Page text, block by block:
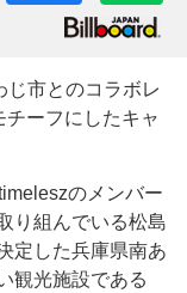
市とのコラボレ
チーフにしたキャ
のメンバー
り組んでいる松島
定した兵庫県南あ
観光施設である